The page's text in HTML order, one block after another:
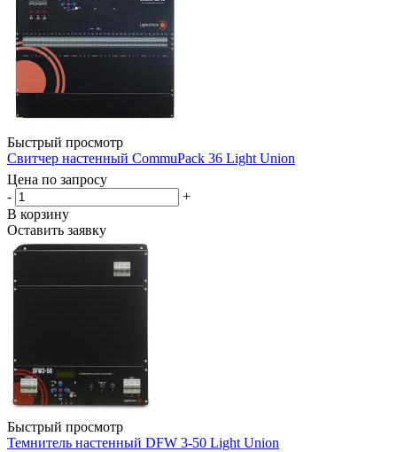
Быстрый просмотр
Свитчер настенный CommuPack 36 Light Union
Цена по запросу
-
+
В корзину
Оставить заявку
Быстрый просмотр
Темнитель настенный DFW 3-50 Light Union